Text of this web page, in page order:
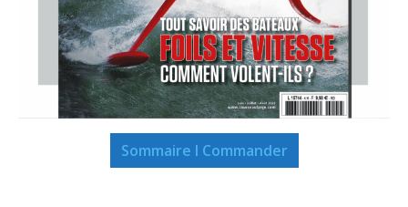
Sommaire I Commander